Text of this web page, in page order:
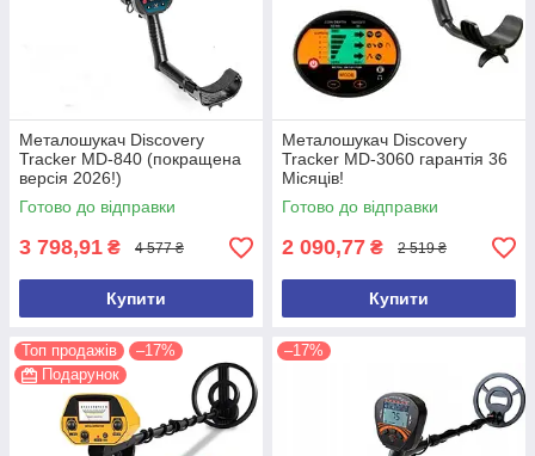
Металошукач Discovery
Tracker MD-840 (покращена
версія 2026!)
Готово до відправки
3 798,91 ₴ 4 577 ₴
Купити
Металошукач Discovery
Tracker MD-3060 гарантія 36
Місяців!
Готово до відправки
2 090,77 ₴ 2 519 ₴
Купити
Топ продажів
–17%
Подарунок
–17%